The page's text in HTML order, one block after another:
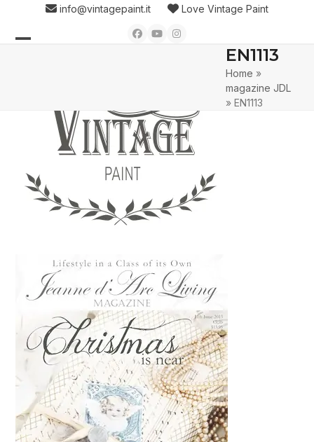
content
info@vintagepaint.it Love Vintage Paint
Facebook
YouTubeInstagram
EN1113
Home »
magazine JDL
»EN1113